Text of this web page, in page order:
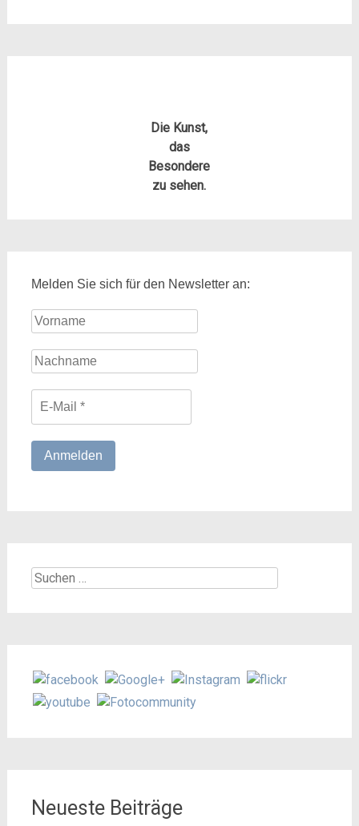
Die Kunst,
das
Besondere
zu sehen.
Melden Sie sich für den Newsletter an:
Suchen
Neueste Beiträge